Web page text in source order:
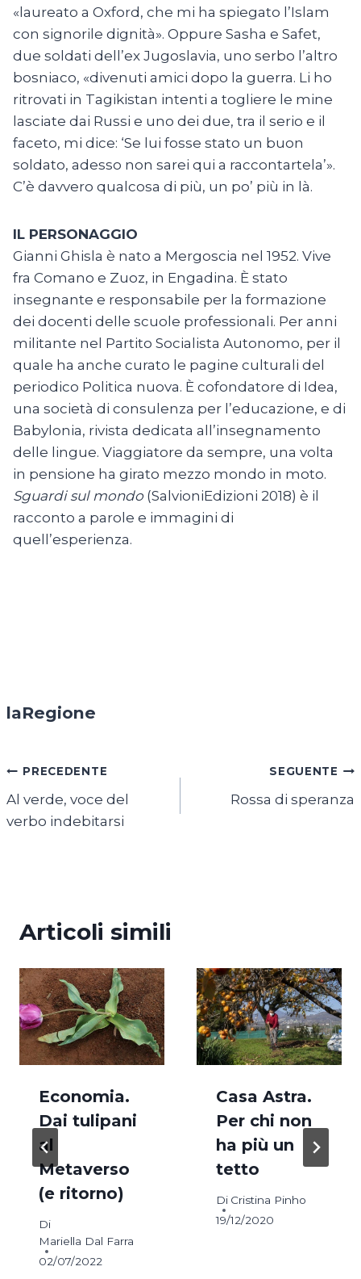
«laureato a Oxford, che mi ha spiegato l’Islam
con signorile dignità». Oppure Sasha e Safet,
due soldati dell’ex Jugoslavia, uno serbo l’altro
bosniaco, «divenuti amici dopo la guerra. Li ho
ritrovati in Tagikistan intenti a togliere le mine
lasciate dai Russi e uno dei due, tra il serio e il
faceto, mi dice: ‘Se lui fosse stato un buon
soldato, adesso non sarei qui a raccontartela’».
C’è davvero qualcosa di più, un po’ più in là.
IL PERSONAGGIO
Gianni Ghisla è nato a Mergoscia nel 1952. Vive
fra Comano e Zuoz, in Engadina. È stato
insegnante e responsabile per la formazione
dei docenti delle scuole professionali. Per anni
militante nel Partito Socialista Autonomo, per il
quale ha anche curato le pagine culturali del
periodico Politica nuova. È cofondatore di Idea,
una società di consulenza per l’educazione, e di
Babylonia, rivista dedicata all’insegnamento
delle lingue. Viaggiatore da sempre, una volta
in pensione ha girato mezzo mondo in moto.
Sguardi sul mondo(SalvioniEdizioni 2018) è il
racconto a parole e immagini di
quell’esperienza.
laRegione
Navigazione
articoli
PRECEDENTE
Al verde, voce del
verbo indebitarsi
SEGUENTE
Rossa di speranza
Articoli simili
Economia.
Dai tulipani
al
Metaverso
(e ritorno)
Di
Mariella Dal Farra
02/07/2022
Casa Astra.
Per chi non
ha più un
tetto
Di Cristina Pinho
19/12/2020